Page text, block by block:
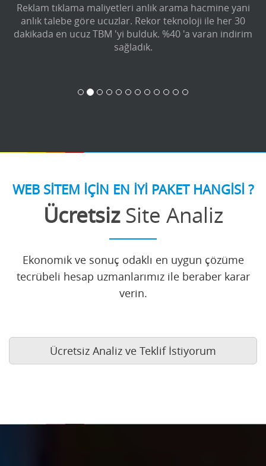
Reklam tıklama maliyetleri anlık arama hacmine yani
anlık talebe göre ucuzlar. Rekor teknoloji ile her 30
dakikada en ucuz TBM 'yi bulduk. %40 'a varan indirim
sağladık.
WEB SİTEM İÇİN EN İYİ PAKET HANGİSİ ?
ÜcretsizSite Analiz
Ekonomik ve sonuç odaklı en uygun çözüme
tecrübeli hesap uzmanlarımız ile beraber karar
verin.
Ücretsiz Analiz ve Teklif İstiyorum